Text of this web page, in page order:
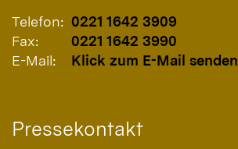
Telefon: 0221 1642 3909
Fax:
0221 1642 3990
E-Mail:
Klick zum E-Mail senden
Pressekontakt